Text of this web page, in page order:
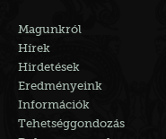
Magunkról
Hírek
Hirdetések
Eredményeink
Információk
Tehetséggondozás